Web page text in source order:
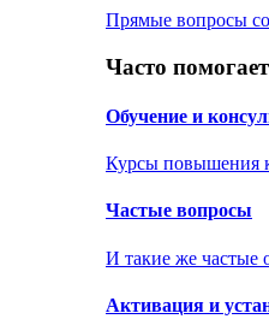
Прямые вопросы
Часто помогает
Обучение и
Курсы повышения
Частые вопросы
И такие же частые
Активация и